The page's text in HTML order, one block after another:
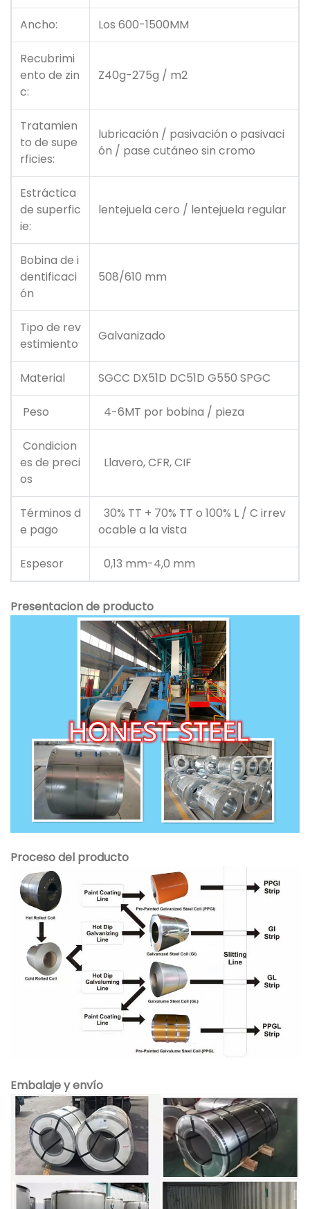
Ancho: Los 600-1500MM
Recubrimi
ento de zin
c:
Z40g-275g / m2
Tratamien
to de supe
rficies:
lubricación / pasivación o pasivaci
ón / pase cutáneo sin cromo
Estráctica
de superfic
ie:
lentejuela cero / lentejuela regular
Bobina de i
dentificaci
ón
508/610 mm
Tipo de rev
estimiento
Galvanizado
Material SGCC DX51D DC51D G550 SPGC
Peso 4-6MT por bobina / pieza
Condicion
es de preci
os
Llavero, CFR, CIF
Términos d
e pago
30% TT + 70% TT o 100% L / C irrev
ocable a la vista
Espesor 0,13 mm-4,0 mm
Presentacion de producto
Proceso del producto
Embalaje y envío